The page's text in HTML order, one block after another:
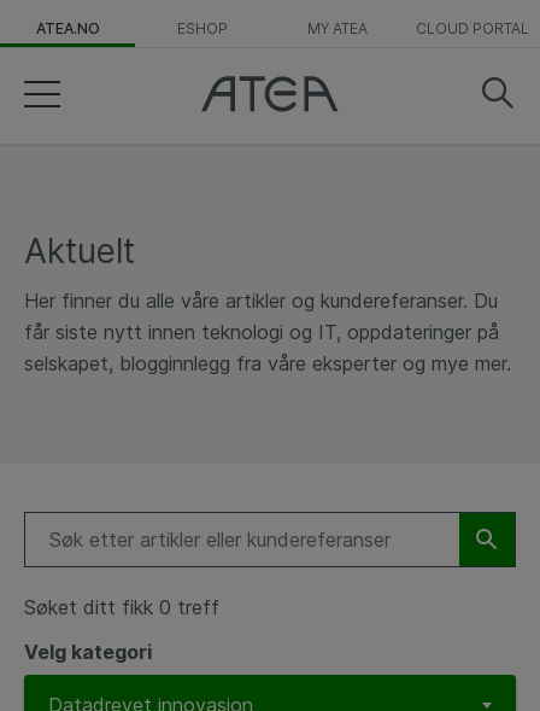
ATEA.NO ESHOP MY ATEA CLOUD PORTAL
Aktuelt
Her finner du alle våre artikler og kundereferanser. Du
får siste nytt innen teknologi og IT, oppdateringer på
selskapet, blogginnlegg fra våre eksperter og mye mer.
Søket ditt fikk 0 treff
Velg kategori